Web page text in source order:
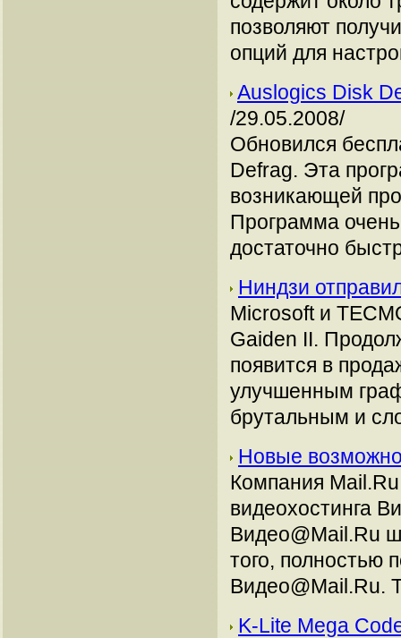
позволяют
опций для
Auslogics Disk
/29.05.2008/
Обновился
Defrag. Эта
возникающей
Программа
достаточно
Ниндзи
Microsoft и
Gaiden II.
появится в
улучшенным
брутальным и
Новые
Компания
видеохостинга
Видео@Mail.Ru
того, полностью
Видео@Mail.Ru.
K-Lite Mega